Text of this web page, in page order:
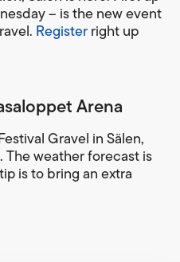
– is the new event
Registerright up
Arena
Gravel in Sälen,
weather forecast is
is to bring an extra